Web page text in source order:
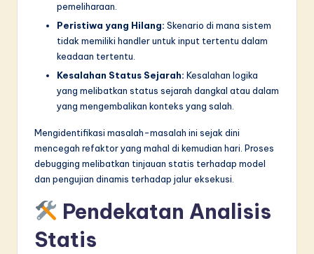
pemeliharaan.
Peristiwa yang Hilang: Skenario di mana sistem
tidak memiliki handler untuk input tertentu dalam
keadaan tertentu.
Kesalahan Status Sejarah: Kesalahan logika
yang melibatkan status sejarah dangkal atau dalam
yang mengembalikan konteks yang salah.
Mengidentifikasi masalah-masalah ini sejak dini
mencegah refaktor yang mahal di kemudian hari. Proses
debugging melibatkan tinjauan statis terhadap model
dan pengujian dinamis terhadap jalur eksekusi.
Pendekatan Analisis
Statis